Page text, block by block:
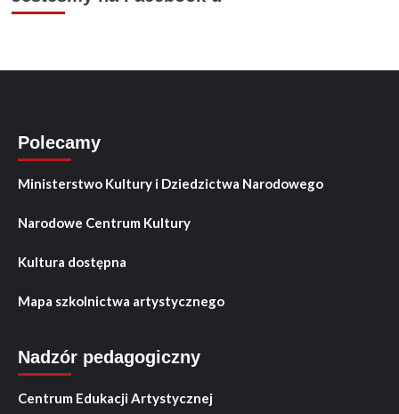
Polecamy
Ministerstwo Kultury i Dziedzictwa Narodowego
Narodowe Centrum Kultury
Kultura dostępna
Mapa szkolnictwa artystycznego
Nadzór pedagogiczny
Centrum Edukacji Artystycznej